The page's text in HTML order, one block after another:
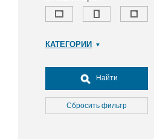
КАТЕГОРИИ
Досуг, туризм и отдых
Культура
Медицина
Найти
Сбросить фильтр